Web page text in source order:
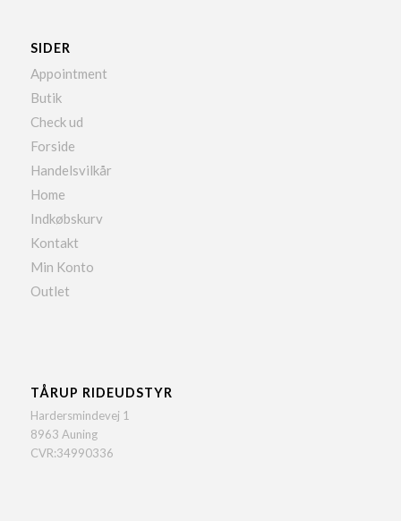
SIDER
Appointment
Butik
Check ud
Forside
Handelsvilkår
Home
Indkøbskurv
Kontakt
Min Konto
Outlet
TÅRUP RIDEUDSTYR
Hardersmindevej 1
8963 Auning
CVR:34990336